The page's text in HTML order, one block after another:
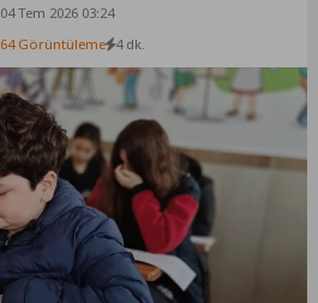
04 Tem 2026 03:24
Görüntüleme 4 dk.